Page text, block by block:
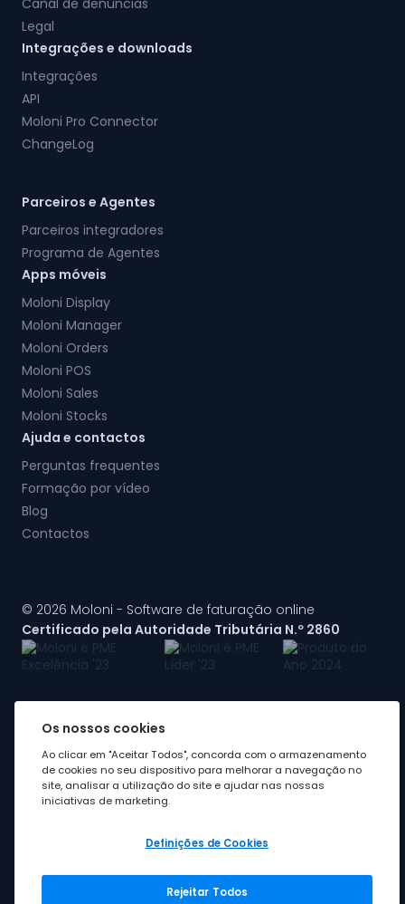
Canal de denúncias
Legal
Integrações e downloads
Integrações
API
Moloni Pro Connector
ChangeLog
Parceiros e Agentes
Parceiros integradores
Programa de Agentes
Apps móveis
Moloni Display
Moloni Manager
Moloni Orders
Moloni POS
Moloni Sales
Moloni Stocks
Ajuda e contactos
Perguntas frequentes
Formação por vídeo
Blog
Contactos
© 2026 Moloni - Software de faturação online
Certificado pela Autoridade Tributária N.º 2860
A Moloni faz parte dogrupo Visma
Os nossos cookies
Ao clicar em "Aceitar Todos", concorda com o armazenamento
de cookies no seu dispositivo para melhorar a navegação no
site, analisar a utilização do site e ajudar nas nossas
iniciativas de marketing.
Definições de Cookies
Rejeitar Todos